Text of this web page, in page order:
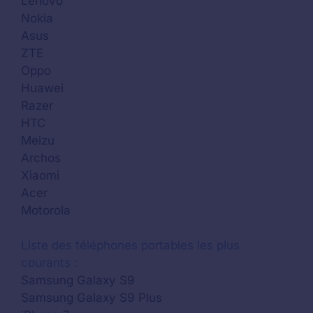
Nokia
Asus
ZTE
Oppo
Huawei
Razer
HTC
Meizu
Archos
Xiaomi
Acer
Motorola
Samsung Galaxy S9
Samsung Galaxy S9 Plus